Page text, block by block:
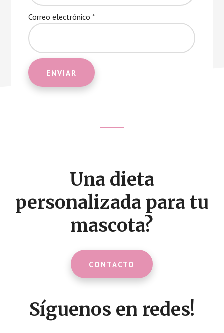
Correo electrónico*
Una dieta
personalizada para tu
mascota?
CONTACTO
Síguenos en redes!